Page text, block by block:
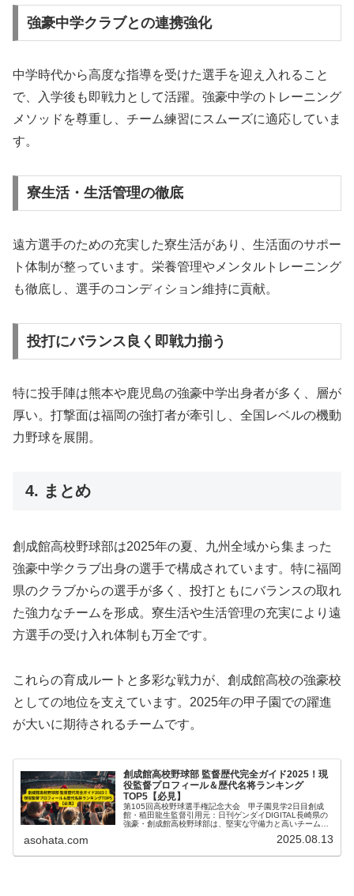
強豪中学クラブとの連携強化
中学時代から高度な指導を受けた選手を迎え入れること
で、入学後も即戦力として活躍。強豪中学のトレーニング
メソッドを尊重し、チーム練習にスムーズに適応していま
す。
寮生活・生活管理の徹底
遠方選手のための充実した寮生活があり、生活面のサポー
ト体制が整っています。栄養管理やメンタルトレーニング
も徹底し、選手のコンディション維持に貢献。
投打にバランス良く即戦力揃う
特に投手陣は熊本や鹿児島の強豪中学出身者が多く、層が
厚い。打撃面は福岡の強打者が牽引し、全国レベルの機動
力野球を展開。
4. まとめ
創成館高校野球部は2025年の夏、九州全域から集まった
強豪中学クラブ出身の選手で構成されています。特に福岡
県のクラブからの選手が多く、投打ともにバランスの取れ
た強力なチームを形成。寮生活や生活管理の充実により遠
方選手の受け入れ体制も万全です。
これらの育成ルートと多彩な戦力が、創成館高校の強豪校
としての地位を支えています。2025年の甲子園での躍進
が大いに期待されるチームです。
創成館高校野球部 監督歴代完全ガイド2025！現
役監督プロフィール＆歴代名将ランキング
TOP5【必見】
第105回高校野球選手権記念大会 甲子園見学2日目創成
館・稙田龍生監督引用元：日刊ゲンダイDIGITAL長崎県の
強豪・創成館高校野球部は、堅実な守備力と高いチーム力
asohata.com 2025.08.13